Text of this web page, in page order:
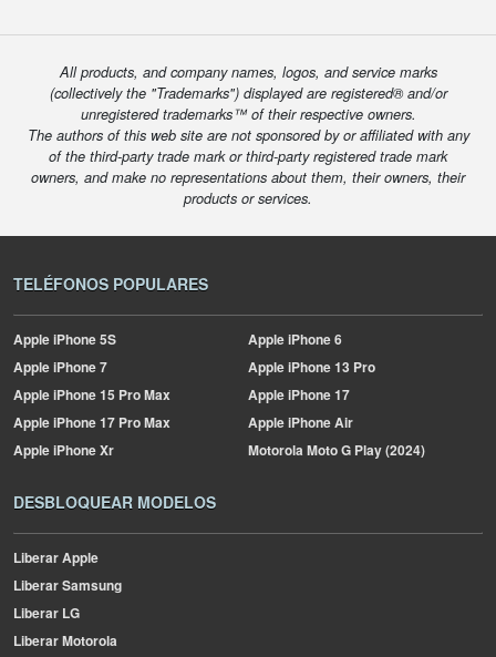
All products, and company names, logos, and service marks
(collectively the "Trademarks") displayed are registered® and/or
unregistered trademarks™ of their respective owners.
The authors of this web site are not sponsored by or affiliated with any
of the third-party trade mark or third-party registered trade mark
owners, and make no representations about them, their owners, their
products or services.
TELÉFONOS POPULARES
AppleiPhone 5S AppleiPhone 6
AppleiPhone 7 AppleiPhone 13 Pro
AppleiPhone 15 Pro Max AppleiPhone 17
AppleiPhone 17 Pro Max AppleiPhone Air
AppleiPhone Xr MotorolaMoto G Play (2024)
DESBLOQUEAR MODELOS
Liberar Apple
Liberar Samsung
Liberar LG
Liberar Motorola